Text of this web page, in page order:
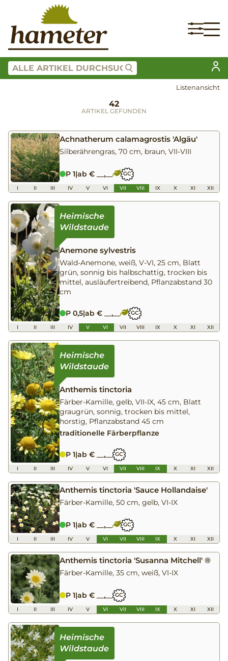
Listenansicht
42
ARTIKEL GEFUNDEN
Achnatherum calamagrostis 'Algäu'
Silberährengras, 70 cm, braun, VII-VIII
P 1|ab € __,__ GC
I II III IV V VI VII VIII IX X XI XII
Anemone sylvestris
Wald-Anemone, weiß, V-VI, 25 cm, Blatt
grün, sonnig bis halbschattig, trocken bis
mittel, ausläufertreibend, Pflanzabstand 30
cm
P 0,5|ab € __,__ GC
I II III IV V VI VII VIII IX X XI XII
Anthemis tinctoria
Färber-Kamille, gelb, VII-IX, 45 cm, Blatt
graugrün, sonnig, trocken bis mittel,
horstig, Pflanzabstand 45 cm
traditionelle Färberpflanze
P 1|ab € __,__ GC
I II III IV V VI VII VIII IX X XI XII
Anthemis tinctoria 'Sauce Hollandaise'
Färber-Kamille, 50 cm, gelb, VI-IX
P 1|ab € __,__ GC
I II III IV V VI VII VIII IX X XI XII
Anthemis tinctoria 'Susanna Mitchell' ®
Färber-Kamille, 35 cm, weiß, VI-IX
P 1|ab € __,__ GC
I II III IV V VI VII VIII IX X XI XII